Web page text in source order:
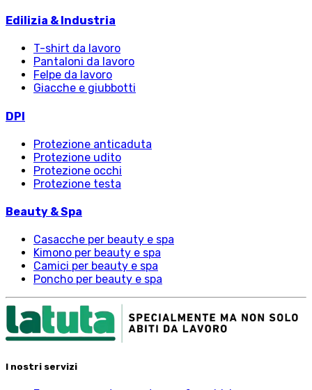
Edilizia & Industria
T-shirt da lavoro
Pantaloni da lavoro
Felpe da lavoro
Giacche e giubbotti
DPI
Protezione anticaduta
Protezione udito
Protezione occhi
Protezione testa
Beauty & Spa
Casacche per beauty e spa
Kimono per beauty e spa
Camici per beauty e spa
Poncho per beauty e spa
I nostri servizi